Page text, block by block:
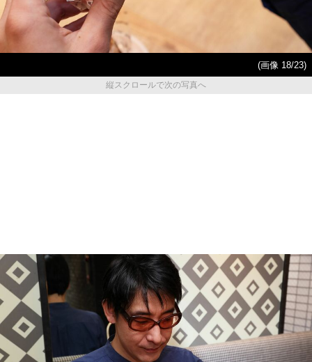
(画像 18/23)
縦スクロールで次の写真へ